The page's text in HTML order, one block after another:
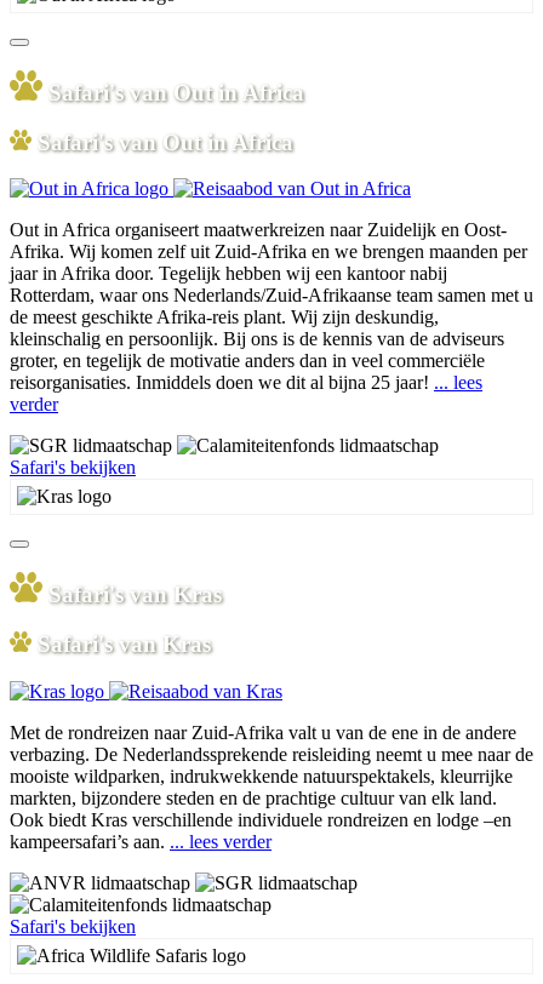
Safari's van Out in Africa
Safari's van Out in Africa
Out in Africa organiseert maatwerkreizen naar Zuidelijk en Oost-
Afrika. Wij komen zelf uit Zuid-Afrika en we brengen maanden per
jaar in Afrika door. Tegelijk hebben wij een kantoor nabij
Rotterdam, waar ons Nederlands/Zuid-Afrikaanse team samen met u
de meest geschikte Afrika-reis plant. Wij zijn deskundig,
kleinschalig en persoonlijk. Bij ons is de kennis van de adviseurs
groter, en tegelijk de motivatie anders dan in veel commerciële
reisorganisaties. Inmiddels doen we dit al bijna 25 jaar! ... lees
verder
Safari's bekijken
Safari's van Kras
Safari's van Kras
Met de rondreizen naar Zuid-Afrika valt u van de ene in de andere
verbazing. De Nederlandssprekende reisleiding neemt u mee naar de
mooiste wildparken, indrukwekkende natuurspektakels, kleurrijke
markten, bijzondere steden en de prachtige cultuur van elk land.
Ook biedt Kras verschillende individuele rondreizen en lodge –en
kampeersafari’s aan. ... lees verder
Safari's bekijken